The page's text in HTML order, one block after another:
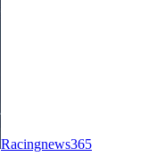
Racingnews365